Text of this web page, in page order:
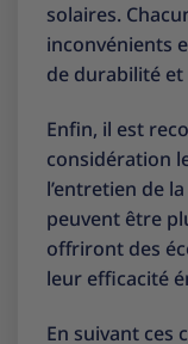
solaires.
inconvénients
de durabilité et
Enfin, il est
considération
l’entretien de
peuvent être
offriront des
leur efficacité
En suivant ces